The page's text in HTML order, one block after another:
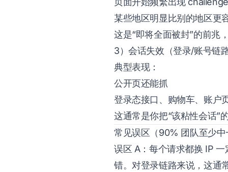
某些地区明显比别的地区更
这是“即将全面被封”的前兆
3）会话失效（登录/账号链
典型表现：
公开页还能抓
登录态接口、购物车、账户
这通常是你把“该粘性会话”
常见误区（90% 团队至少中
误区 A：每个请求都换 IP 一
错。对登录链路来说，这通